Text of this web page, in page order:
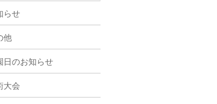
らせ
他
日のお知らせ
大会